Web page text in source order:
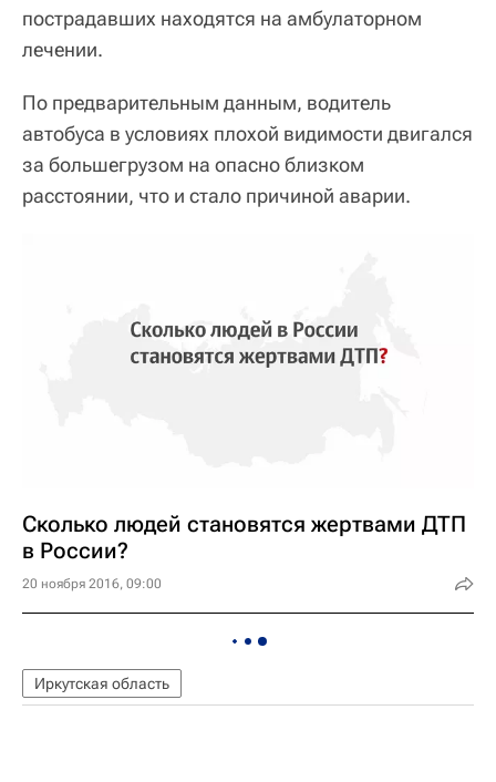
пострадавших находятся на амбулаторном
лечении.
По предварительным данным, водитель
автобуса в условиях плохой видимости двигался
за большегрузом на опасно близком
расстоянии, что и стало причиной аварии.
Сколько людей становятся жертвами ДТП
в России?
20 ноября 2016, 09:00
Иркутская область